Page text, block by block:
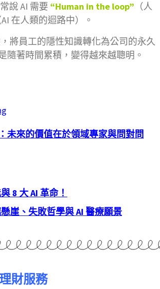
說 AI 需要 “Human in the loop” （人
AI 在人類的迴路中）。
將員工的隱性知識轉化為公司的永久
隨著時間累積，變得越來越聰明。
未來的價值在於領域專家與問對問
8 大AI 革命！
崖、失敗哲學與AI 醫療願景
財服務